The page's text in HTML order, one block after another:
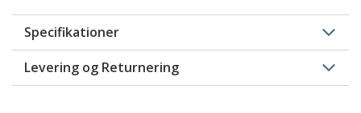
Specifikationer
Levering og Returnering